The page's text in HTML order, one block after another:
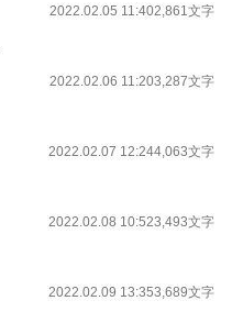
2022.02.05 11:402,861文字
2022.02.06 11:203,287文字
2022.02.07 12:244,063文字
2022.02.08 10:523,493文字
2022.02.09 13:353,689文字